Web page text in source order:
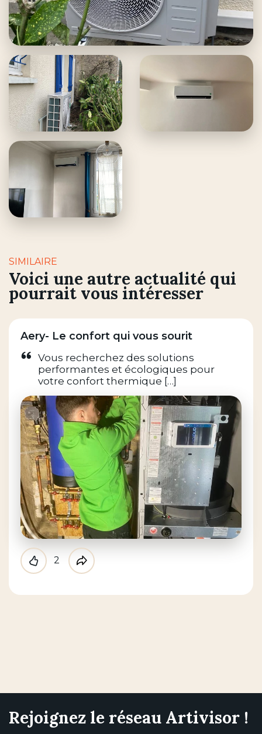
SIMILAIRE
Voici une autre actualité qui
pourrait vous intéresser
Aery- Le confort qui vous sourit
Vous recherchez des solutions
performantes et écologiques pour
votre confort thermique […]
Like
2
Partager
Rejoignez le réseau Artivisor !